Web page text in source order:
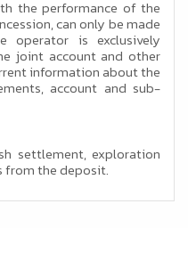
the performance of the
can only be made
operator is exclusively
joint account and other
information about the
account and sub-
settlement, exploration
from the deposit.